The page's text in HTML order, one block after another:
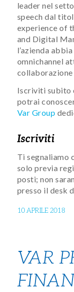
leader nel
speech dal
experience of
and Digital
l’azienda
omnichannel
collaborazione
Iscriviti subito
potrai
Var Group
Iscriviti
Ti segnaliamo
solo previa
posti; non
presso il desk
10 APRILE 2018
VAR